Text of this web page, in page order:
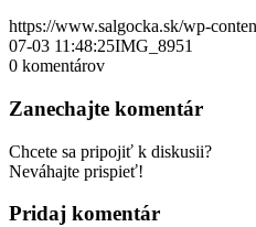
https://www.salgocka.sk/wp-
07-03 11:48:25IMG_8951
0 komentárov
Zanechajte komentár
Chcete sa pripojiť k diskusii?
Neváhajte prispieť!
Pridaj komentár